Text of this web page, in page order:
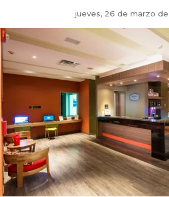
jueves, 26 de marzo de